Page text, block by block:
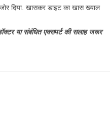
दिया. खासकर डाइट का खास ख्याल
या संबंधित एक्सपर्ट की सलाह जरूर